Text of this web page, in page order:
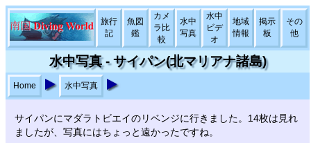
旅行
記
魚図
鑑
カメ
ラ比
較
水中
写真
水中
ビデ
オ
地域
情報
掲示
板
その
他
水中写真 - サイパン(北マリアナ諸島)
Home 水中写真
サイパンにマダラトビエイのリベンジに行きました。14枚は見れ
ましたが、写真にはちょっと遠かったですね。